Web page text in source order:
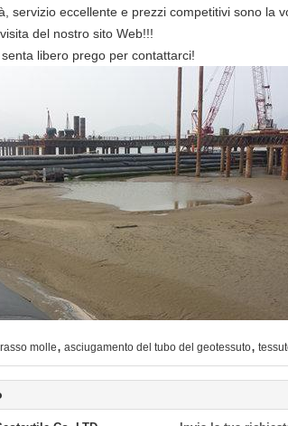
servizio eccellente e prezzi competitivi sono la
del nostro sito Web!!!
libero prego per contattarci!
molle, asciugamento del tubo del geotessuto,